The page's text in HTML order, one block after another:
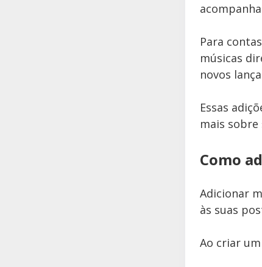
Para
músicas
novos
Essas
mais
Como
Adicionar
às suas
Ao criar